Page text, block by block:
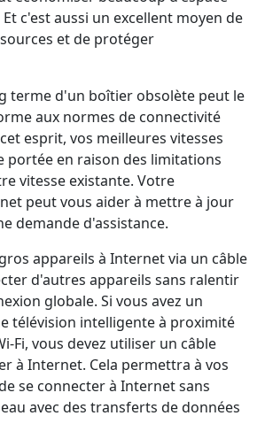
c'est aussi un excellent moyen de
et de protéger
terme d'un boîtier obsolète peut le
aux normes de connectivité
esprit, vos meilleures vitesses
portée en raison des limitations
vitesse existante. Votre
peut vous aider à mettre à jour
demande d'assistance.
appareils à Internet via un câble
d'autres appareils sans ralentir
globale. Si vous avez un
télévision intelligente à proximité
Fi, vous devez utiliser un câble
à Internet. Cela permettra à vos
se connecter à Internet sans
avec des transferts de données